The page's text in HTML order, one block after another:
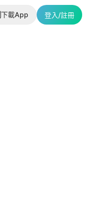
下載App 登入/註冊